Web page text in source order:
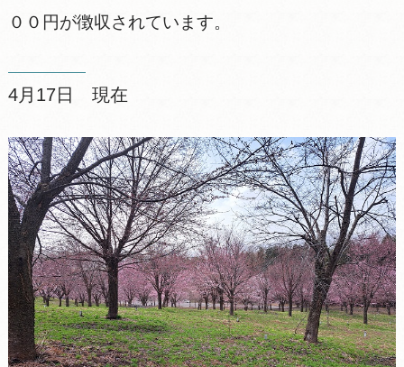
００円が徴収されています。
4月17日 現在